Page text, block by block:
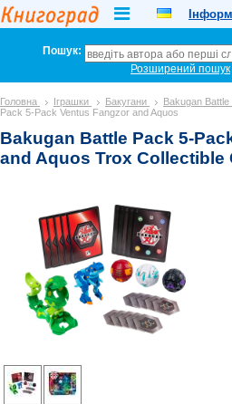
Пошук:
Розширений пошук
Головна Іграшки Бакугани Bakugan
Pack 5-Pack Ventus Fangzor and Aquos
Bakugan Battle Pack 5-
and Aquos Trox Collectible